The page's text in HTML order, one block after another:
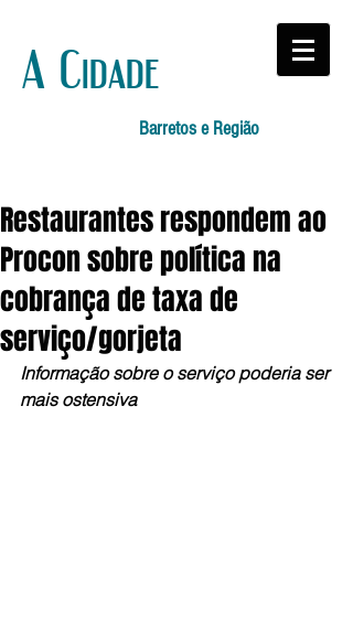
A Cidade
Barretos e Região
Restaurantes respondem ao
Procon sobre política na
cobrança de taxa de
serviço/gorjeta
Informação sobre o serviço poderia ser
mais ostensiva